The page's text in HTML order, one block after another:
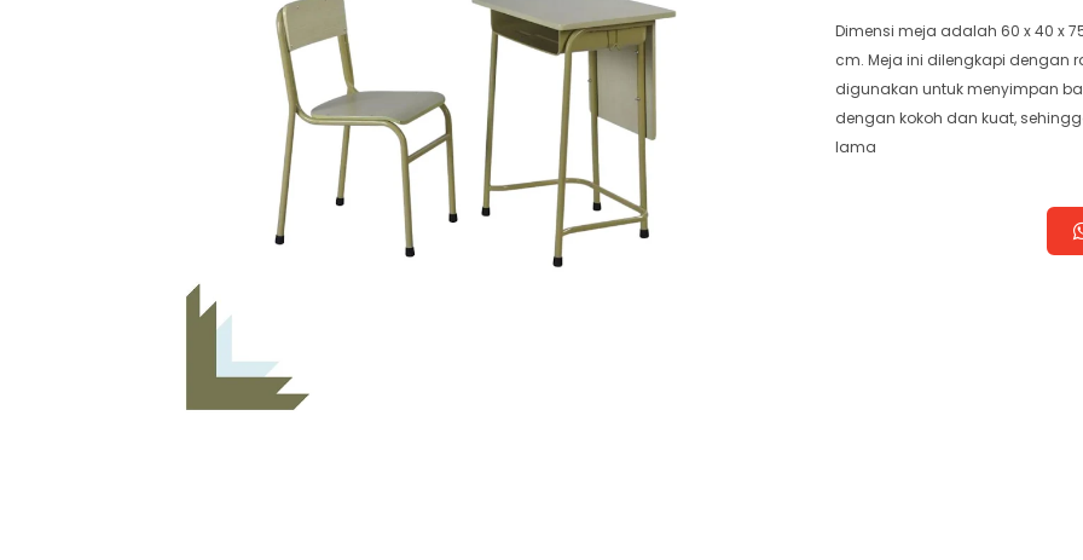
Dimensi meja adalah 60 x 40 x
cm. Meja ini dilengkapi
digunakan untuk menyimpan
dengan kokoh dan kuat,
lama